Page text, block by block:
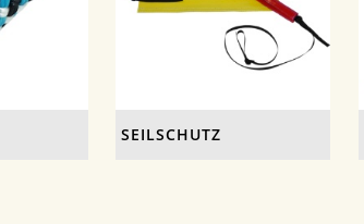
SEILSCHUTZ